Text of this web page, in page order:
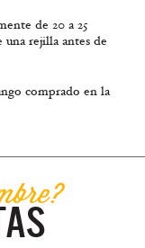
de 20 a 25
rejilla antes de
comprado en la